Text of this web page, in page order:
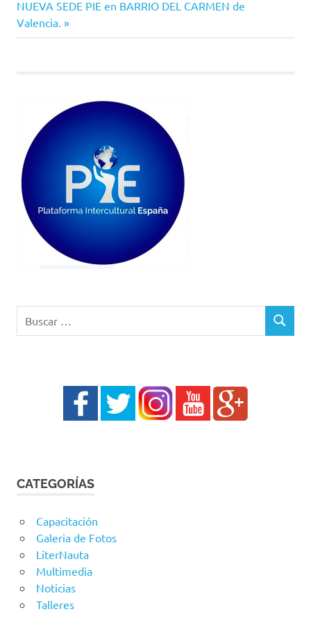
de
anterior:
Siguiente
entrada:
NUEVA SEDE PIE en BARRIO DEL CARMEN de
Valencia.
BUSCAR
CATEGORÍAS
Capacitación
Galeria de Fotos
LiterNauta
Multimedia
Noticias
Talleres